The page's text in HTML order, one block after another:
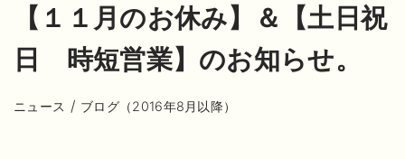
【１１月のお休み】＆【土日祝
日 時短営業】のお知らせ。
ニュース / ブログ（2016年8月以降）